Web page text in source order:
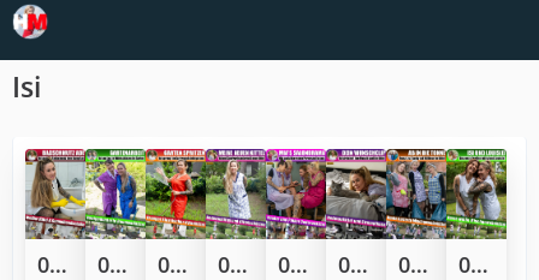
Isi
03060: Isi sagt dem Schmutz im Bad im weißen Kittel den Kampf an 03058: Lustige Gartenarbeit mit Isi und Lou im bunten Baumwollkittel 03055: Isi spritzt im Garten im orangen Nylonkittel rum! 03054: Isi und Sandy und 5 neue Kittelschürzen 03039: Mia's berichtet den Mädels über das neuste Salon Drama 03034: Isi erfüllt den Userwunsch doch gerne im flieder Dederonkittel 03025: Franzi, Isi und Sandy in karierten Kittelschürzen auf Mülltour 03020: Isi und Louis das erste Mal gemeinsam vor der Kamera im Kittel